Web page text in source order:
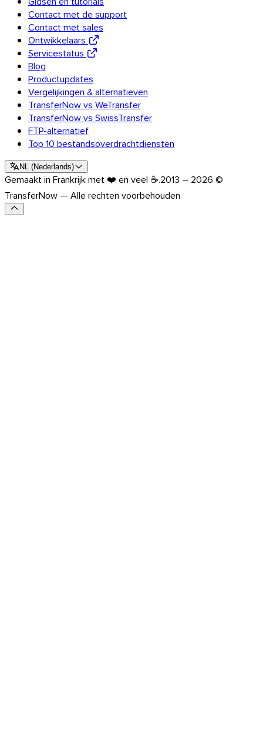
Ontdek de API
Tutorials en gidsen
Alle bestandstypen verzenden
Blog
Support & FAQ
Contact met support
Beschikbare talen
Servicestatus
Contact met de support
Contact met sales
Ontwikkelaars
Servicestatus
Blog
Productupdates
Vergelijkingen & alternatieven
TransferNow vs WeTransfer
TransferNow vs SwissTransfer
FTP-alternatief
Top 10 bestandsoverdrachtdiensten
NL (Nederlands)
Gemaakt in Frankrijk met ❤️ en veel ☕.2013 – 2026 ©
TransferNow — Alle rechten voorbehouden